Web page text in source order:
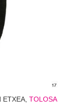
ETXEA, TOLOSA